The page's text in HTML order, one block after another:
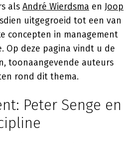
als André Wierdsma en Joop
uitgegroeid tot een van
concepten in management
Op deze pagina vindt u de
toonaangevende auteurs
rond dit thema.
Peter Senge en